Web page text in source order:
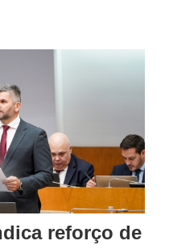
reforço de